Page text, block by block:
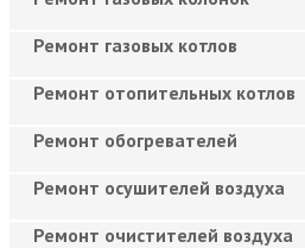
Ремонт газовых котлов
Ремонт отопительных котлов
Ремонт обогревателей
Ремонт осушителей воздуха
Ремонт очистителей воздуха